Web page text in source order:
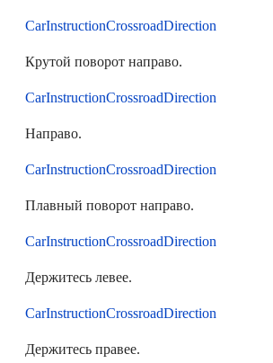
CarInstructionCrossroadDirection
Крутой поворот направо.
CarInstructionCrossroadDirection
Направо.
CarInstructionCrossroadDirection
Плавный поворот направо.
CarInstructionCrossroadDirection
Держитесь левее.
CarInstructionCrossroadDirection
Держитесь правее.